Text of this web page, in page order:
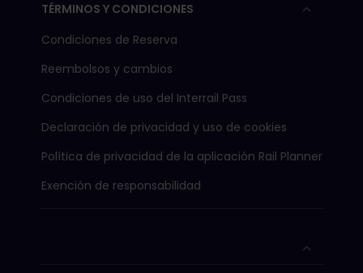
TÉRMINOS Y CONDICIONES
Condiciones de Reserva
Reembolsos y cambios
Condiciones de uso del Interrail Pass
Declaración de privacidad y uso de cookies
Política de privacidad de la aplicación Rail Planner
Exención de responsabilidad